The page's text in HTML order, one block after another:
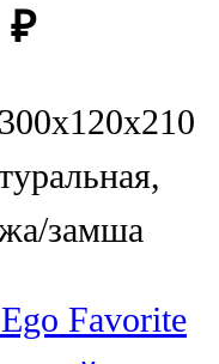
₽
замша